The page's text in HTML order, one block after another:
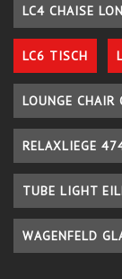
LC4 CHAISE
LC6 TISCH
LOUNGE CHAIR
RELAXLIEGE
TUBE LIGHT
WAGENFELD